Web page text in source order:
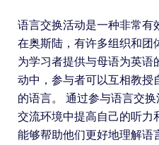
语言交换活动是一种非常有
在奥斯陆，有许多组织和团
为学习者提供与母语为英语
动中，参与者可以互相教授
的语言。 通过参与语言交
交流环境中提高自己的听力
能够帮助他们更好地理解语